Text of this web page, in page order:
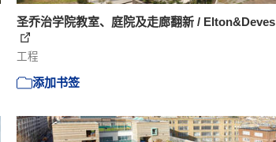
圣乔治学院教室、庭院及走廊翻新 / Elton&Deves
工程
添加书签